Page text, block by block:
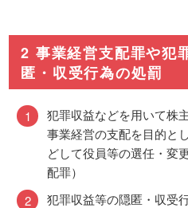
2 事業経営支配罪や犯
匿・収受行為の処罰
犯罪収益などを用いて株
事業経営の支配を目的と
どして役員等の選任・変
配罪）
犯罪収益等の隠匿・収受